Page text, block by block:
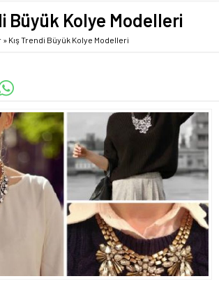
Büyük Kolye Modelleri
» Kış Trendi Büyük Kolye Modelleri